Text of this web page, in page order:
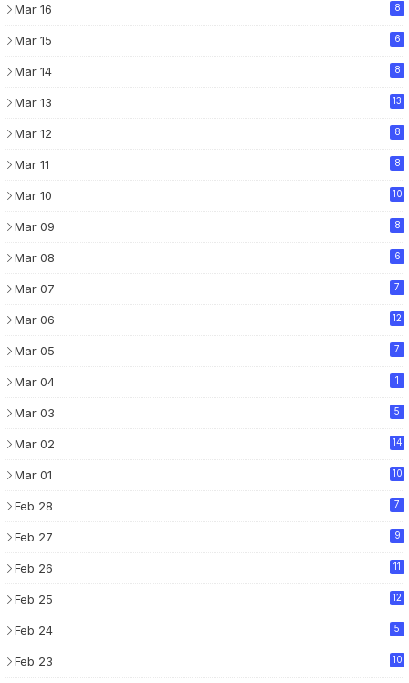
Mar 16 8
Mar 15 6
Mar 14 8
Mar 13 13
Mar 12 8
Mar 11 8
Mar 10 10
Mar 09 8
Mar 08 6
Mar 07 7
Mar 06 12
Mar 05 7
Mar 04 1
Mar 03 5
Mar 02 14
Mar 01 10
Feb 28 7
Feb 27 9
Feb 26 11
Feb 25 12
Feb 24 5
Feb 23 10